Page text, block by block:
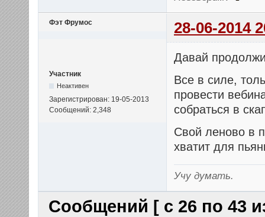
Фэт Фрумос 28-06-2014
Участник
Неактивен
Зарегистрирован: 19-05-2013
Сообщений: 2,348
Давай
Все в силе,
провести
собраться в
Свой леново в
хватит для
Учу думать.
Сообщений [ с 26 по 43